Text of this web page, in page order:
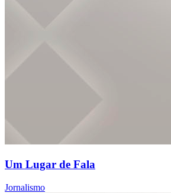
Um Lugar de Fala
Jornalismo